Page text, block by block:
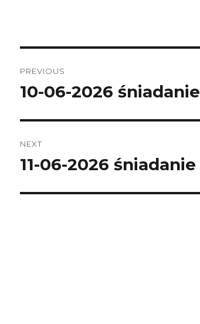
navigation
PREVIOUS
Previous
10-06-2026 śniadanie
NEXT
Next
11-06-2026 śniadanie